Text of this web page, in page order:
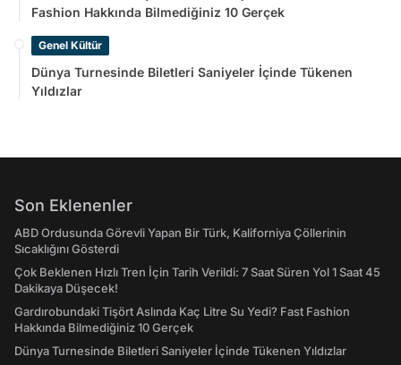
Fashion Hakkında Bilmediğiniz 10 Gerçek
Genel Kültür
Dünya Turnesinde Biletleri Saniyeler İçinde Tükenen
Yıldızlar
Son Eklenenler
ABD Ordusunda Görevli Yapan Bir Türk, Kaliforniya Çöllerinin
Sıcaklığını Gösterdi
Çok Beklenen Hızlı Tren İçin Tarih Verildi: 7 Saat Süren Yol 1 Saat 45
Dakikaya Düşecek!
Gardırobundaki Tişört Aslında Kaç Litre Su Yedi? Fast Fashion
Hakkında Bilmediğiniz 10 Gerçek
Dünya Turnesinde Biletleri Saniyeler İçinde Tükenen Yıldızlar